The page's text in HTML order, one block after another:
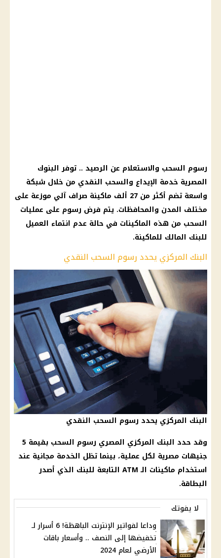
رسوم السحب والاستعلام عن الرصيد .. توفر البنوك
المصرية خدمة الإيداع والسحب النقدي من خلال شبكة
واسعة تضم أكثر من 27 ألف ماكينة صراف آلي موزعة على
مختلف المدن والمحافظات. يتم فرض رسوم على عمليات
السحب من هذه الماكينات في حالة عدم انتماء العميل
للبنك المالك للماكينة.
البنك المركزي يحدد رسوم السحب النقدي
البنك المركزي يحدد رسوم السحب النقدي
وقد حدد البنك المركزي المصري رسوم السحب بقيمة 5
جنيهات مصرية لكل عملية، بينما تظل الخدمة مجانية عند
استخدام ماكينات الـ ATM التابعة للبنك الذي أصدر
البطاقة.
لا يفوتك
وداعا لفواتير الإنترنت الباهظة! 6 أسرار لـ
تخفيضها إلى النصف .. وأسعار باقات
الأرضي لعام 2024